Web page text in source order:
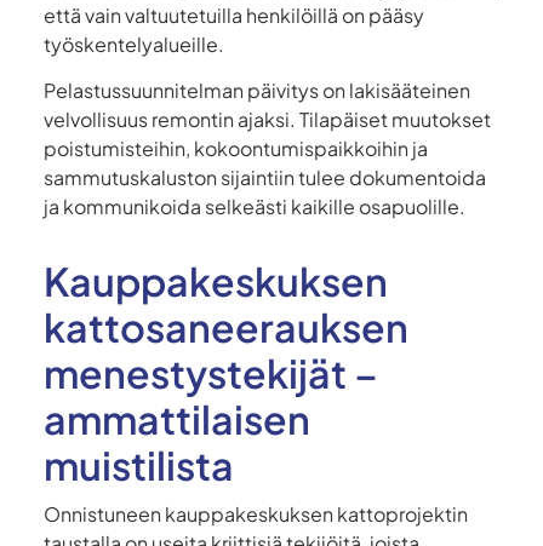
että vain valtuutetuilla henkilöillä on pääsy
työskentelyalueille.
Pelastussuunnitelman päivitys on lakisääteinen
velvollisuus remontin ajaksi. Tilapäiset muutokset
poistumisteihin, kokoontumispaikkoihin ja
sammutuskaluston sijaintiin tulee dokumentoida
ja kommunikoida selkeästi kaikille osapuolille.
Kauppakeskuksen
kattosaneerauksen
menestystekijät –
ammattilaisen
muistilista
Onnistuneen kauppakeskuksen kattoprojektin